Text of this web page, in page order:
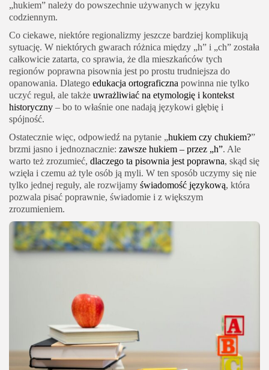
„hukiem” należy do powszechnie używanych w języku
codziennym.
Co ciekawe, niektóre regionalizmy jeszcze bardziej komplikują
sytuację. W niektórych gwarach różnica między „h” i „ch” została
całkowicie zatarta, co sprawia, że dla mieszkańców tych
regionów poprawna pisownia jest po prostu trudniejsza do
opanowania. Dlatego edukacja ortograficzna powinna nie tylko
uczyć reguł, ale także uwrażliwiać na etymologię i kontekst
historyczny – bo to właśnie one nadają językowi głębię i
spójność.
Ostatecznie więc, odpowiedź na pytanie „hukiem czy chukiem?”
brzmi jasno i jednoznacznie: zawsze hukiem – przez „h”. Ale
warto też zrozumieć, dlaczego ta pisownia jest poprawna, skąd się
wzięła i czemu aż tyle osób ją myli. W ten sposób uczymy się nie
tylko jednej reguły, ale rozwijamy świadomość językową, która
pozwala pisać poprawnie, świadomie i z większym
zrozumieniem.